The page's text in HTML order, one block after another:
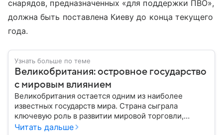
снарядов, предназначенных «для поддержки ПВО»,
должна быть поставлена Киеву до конца текущего
года.
Узнать больше по теме
Великобритания: островное государство
с мировым влиянием
Великобритания остается одним из наиболее
известных государств мира. Страна сыграла
ключевую роль в развитии мировой торговли,
промышленности, науки и международных
Читать дальше